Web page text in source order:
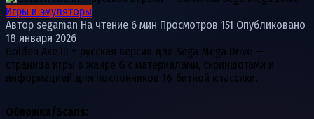
Игры и эмуляторы
Автор segaman На чтение 6 мин Просмотров 151 Опубликовано
18 января 2026
Golden Axe III + русская версия для Sega Mega Drive —
страница игры в жанре G с материалами, скриншотами и
информацией для поклонников 16-битной классики.
Обложки/Scans: